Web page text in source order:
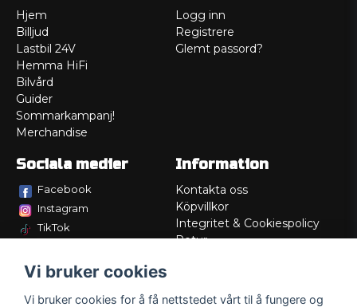
Hjem
Billjud
Lastbil 24V
Hemma HiFi
Bilvård
Guider
Sommarkampanj!
Merchandise
Logg inn
Registrere
Glemt passord?
Sociala medier
Facebook
Instagram
TikTok
Information
Kontakta oss
Köpvillkor
Integritet & Cookiespolicy
Retur
Lådritning
Vi bruker cookies
Vi bruker cookies for å få nettstedet vårt til å fungere og